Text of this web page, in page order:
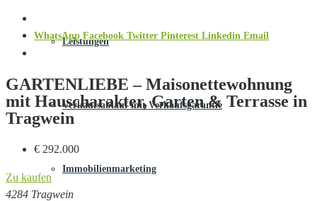
Leistungen
Verkaufsablauf mit Verkaufsgarantie
Immobilienmarketing
WhatsApp Facebook Twitter Pinterest Linkedin Email
GARTENLIEBE – Maisonettewohnung
mit Hauscharakter, Garten & Terrasse in
Tragwein
€ 292.000
Zu kaufen
4284 Tragwein